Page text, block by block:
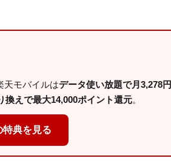
天モバイルはデータ使い放題で月3,278円
換えで最大14,000ポイント還元。
典を見る